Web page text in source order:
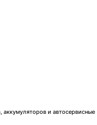
и автосервисные